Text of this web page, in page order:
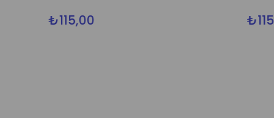
₺115,00 ₺115,00